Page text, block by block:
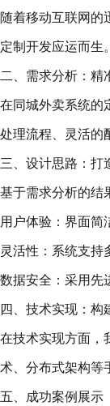
随着移动互联网的
定制开发应运而生
二、需求分析：精
在同城外卖系统的
处理流程、灵活的
三、设计思路：打
基于需求分析的结
用户体验：界面简
灵活性：系统支
数据安全：采用先
四、技术实现：构
在技术实现方面，
术、分布式架构等
五、成功案例展示